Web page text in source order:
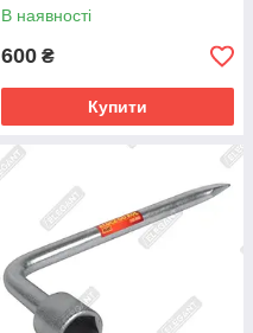
В наявності
600 ₴
Купити